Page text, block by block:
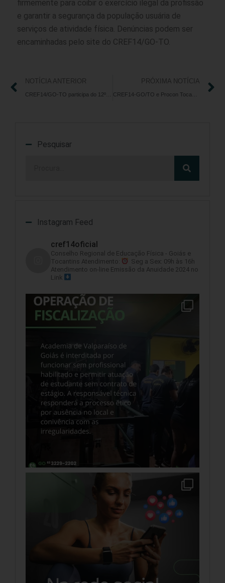
firmemente para coibir o exercício ilegal da profissão
e garantir a segurança da população usuária de
serviços de atividade física. Denúncias podem ser
encaminhadas pelo site do CREF14/GO-TO.
NOTÍCIA ANTERIOR PRÓXIMA NOTÍCIA
Pesquisar
Instagram Feed
cref14oficial
Conselho Regional de Educação Física - Goiás e
Tocantins Atendimento:
Seg a Sex: 09h às 16h
Atendimento on-line Emissão da Anuidade 2024 no
Link